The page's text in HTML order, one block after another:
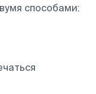
способами: